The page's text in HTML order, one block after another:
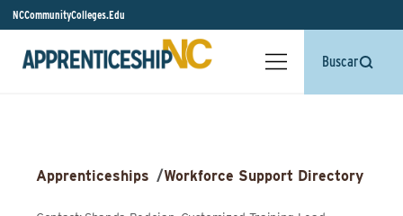
NCCommunityColleges.Edu
Buscar
Apprenticeships /Workforce Support Directory